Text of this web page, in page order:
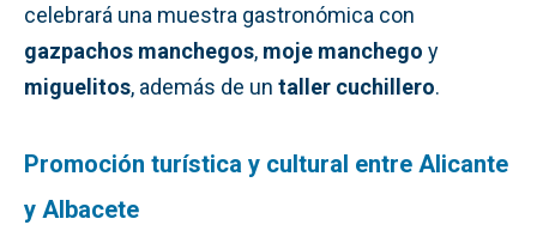
celebrará una muestra gastronómica con
gazpachos manchegos, moje manchego y
miguelitos, además de un taller cuchillero.
Promoción turística y cultural entre Alicante
y Albacete